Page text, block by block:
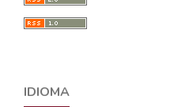
IDIOMA